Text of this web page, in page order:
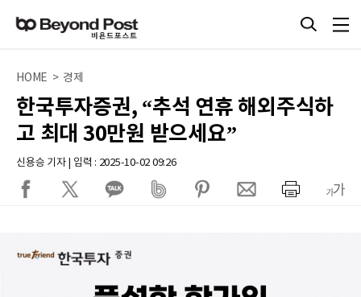
HOME > 경제
한국투자증권, “추석 연휴 해외주식하
고 최대 30만원 받으세요”
신용승 기자 | 입력 : 2025-10-02 09:26